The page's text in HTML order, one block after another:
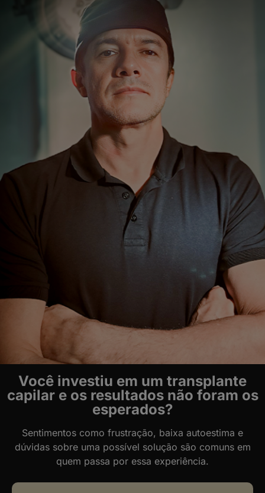
Você investiu em um transplante
capilar e os resultados não foram os
esperados?
Sentimentos como frustração, baixa autoestima e
dúvidas sobre uma possível solução são comuns em
quem passa por essa experiência.